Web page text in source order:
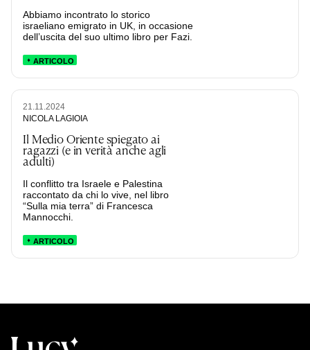
Abbiamo incontrato lo storico
israeliano emigrato in UK, in occasione
dell’uscita del suo ultimo libro per Fazi.
ARTICOLO
21.11.2024
NICOLA LAGIOIA
Il Medio Oriente spiegato ai
ragazzi (e in verità anche agli
adulti)
Il conflitto tra Israele e Palestina
raccontato da chi lo vive, nel libro
“Sulla mia terra” di Francesca
Mannocchi.
ARTICOLO